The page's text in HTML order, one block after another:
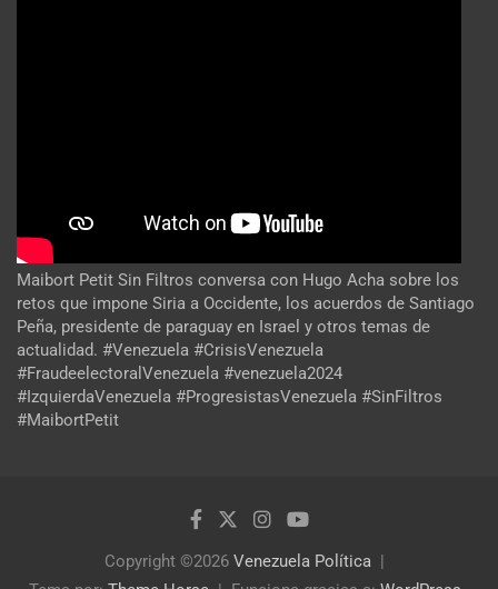
Maibort Petit Sin Filtros conversa con Hugo Acha sobre los
retos que impone Siria a Occidente, los acuerdos de Santiago
Peña, presidente de paraguay en Israel y otros temas de
actualidad. #Venezuela #CrisisVenezuela
#FraudeelectoralVenezuela #venezuela2024
#IzquierdaVenezuela #ProgresistasVenezuela #SinFiltros
#MaibortPetit
Copyright ©2026 Venezuela Política